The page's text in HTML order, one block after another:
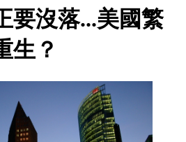
要沒落...美國繁
生？